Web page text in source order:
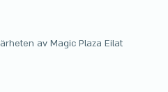
av Magic Plaza Eilat